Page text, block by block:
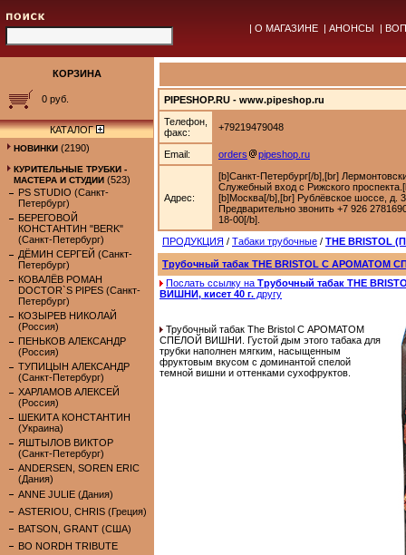
| О МАГАЗИНЕ | АНОНСЫ |
КОРЗИНА
0 руб.
КАТАЛОГ
НОВИНКИ (2190)
КУРИТЕЛЬНЫЕ ТРУБКИ -
МАСТЕРА И СТУДИИ (523)
PS STUDIO (Санкт-
Петербург)
БЕРЕГОВОЙ
КОНСТАНТИН "BERK"
(Санкт-Петербург)
ДЁМИН СЕРГЕЙ (Санкт-
Петербург)
КОВАЛЁВ РОМАН
DOCTOR`S PIPES (Санкт-
Петербург)
КОЗЫРЕВ НИКОЛАЙ
(Россия)
ПЕНЬКОВ АЛЕКСАНДР
(Россия)
ТУПИЦЫН АЛЕКСАНДР
(Санкт-Петербург)
ХАРЛАМОВ АЛЕКСЕЙ
(Россия)
ШЕКИТА КОНСТАНТИН
(Украина)
ЯШТЫЛОВ ВИКТОР
(Санкт-Петербург)
ANDERSEN, SOREN ERIC
(Дания)
ANNE JULIE (Дания)
ASTERIOU, CHRIS (Греция)
BATSON, GRANT (США)
BO NORDH TRIBUTE
PIPESHOP.RU - www.pipeshop.ru
Телефон,
факс:
+79219479048
Email: orders pipeshop.ru
Адрес:
[b]Санкт-Петербург[/b],[br]
Служебный вход с Рижского
[b]Москва[/b],[br] Рублёвское шоссе, д.
Предварительно звонить +7 926
18-00[/b].
ПРОДУКЦИЯ / Табаки трубочные / THE BRISTOL
Трубочный табак THE BRISTOL С АРОМАТОМ
Послать ссылку на Трубочный табак THE
ВИШНИ, кисет 40 г. другу
Трубочный табак The Bristol С АРОМАТОМ
СПЕЛОЙ ВИШНИ. Густой дым этого табака для
трубки наполнен мягким, насыщенным
фруктовым вкусом с доминантой спелой
темной вишни и оттенками сухофруктов.